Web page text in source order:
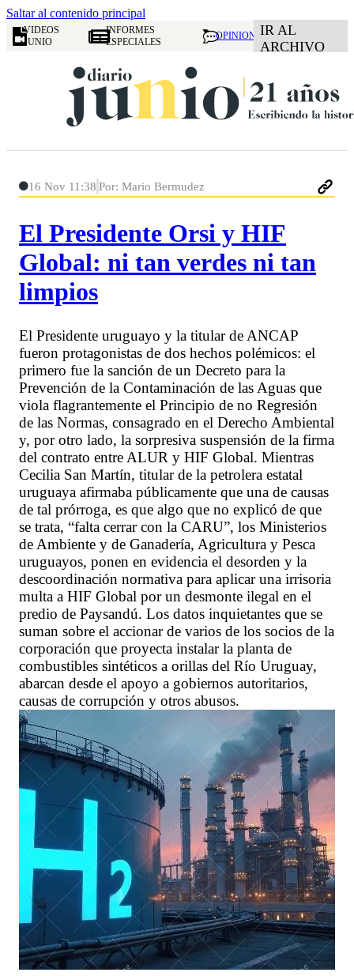
Saltar al contenido principal
VIDEOS
JUNIO
INFORMES
ESPECIALES
OPINION IR AL
ARCHIVO
16 Nov 11:38 Por: Mario Bermudez
El Presidente Orsi y HIF
Global: ni tan verdes ni tan
limpios
El Presidente uruguayo y la titular de ANCAP
fueron protagonistas de dos hechos polémicos: el
primero fue la sanción de un Decreto para la
Prevención de la Contaminación de las Aguas que
viola flagrantemente el Principio de no Regresión
de las Normas, consagrado en el Derecho Ambiental
y, por otro lado, la sorpresiva suspensión de la firma
del contrato entre ALUR y HIF Global. Mientras
Cecilia San Martín, titular de la petrolera estatal
uruguaya afirmaba públicamente que una de causas
de tal prórroga, es que algo que no explicó de que
se trata, “falta cerrar con la CARU”, los Ministerios
de Ambiente y de Ganadería, Agricultura y Pesca
uruguayos, ponen en evidencia el desorden y la
descoordinación normativa para aplicar una irrisoria
multa a HIF Global por un desmonte ilegal en el
predio de Paysandú. Los datos inquietantes que se
suman sobre el accionar de varios de los socios de la
corporación que proyecta instalar la planta de
combustibles sintéticos a orillas del Río Uruguay,
abarcan desde el apoyo a gobiernos autoritarios,
causas de corrupción y otros abusos.